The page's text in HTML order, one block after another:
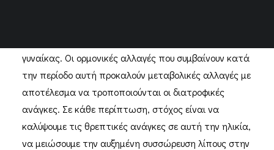
γυναίκας. Οι ορμονικές αλλαγές που συμβαίνουν κατά
την περίοδο αυτή προκαλούν μεταβολικές αλλαγές με
αποτέλεσμα να τροποποιούνται οι διατροφικές
ανάγκες. Σε κάθε περίπτωση, στόχος είναι να
καλύψουμε τις θρεπτικές ανάγκες σε αυτή την ηλικία,
να μειώσουμε την αυξημένη συσσώρευση λίπους στην